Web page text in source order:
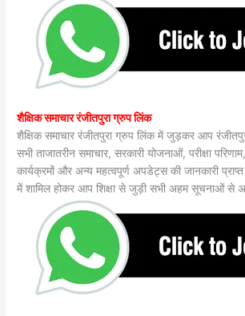
शैक्षिक समाचार रंजीतपुरा ग्रुप लिंक
शैक्षिक समाचार रंजीतपुरा ग्रुप लिंक में जुड़कर आप
सभी ताजातरीन समाचार, सरकारी योजनाओं, परीक्षा
कार्यक्रमों और अन्य महत्वपूर्ण अपडेट्स की जानकारी
में शामिल होकर आप शिक्षा से जुड़ी सभी अहम सूचनाओं से